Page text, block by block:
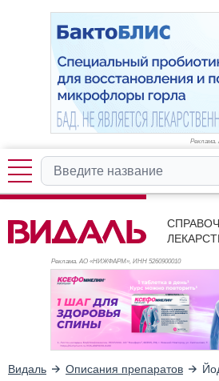
Реклама. АО «НИЖФАРМ», ИНН 5260900010
Видаль Описания препаратов